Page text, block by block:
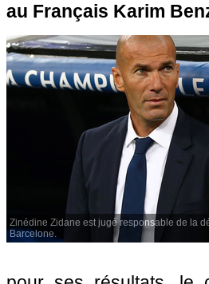
au Français Karim
Zinédine Zidane est jugé responsable de la
Barcelone.